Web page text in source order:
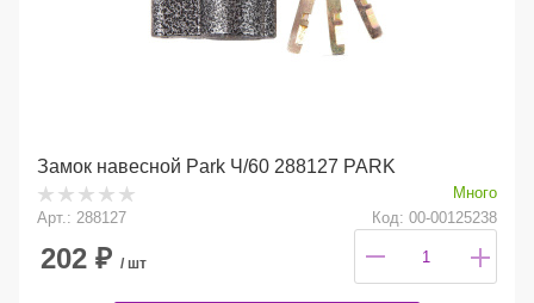
Замок навесной Park Ч/60 288127 PARK
Много
Арт.: 288127
Код: 00-00125238
202 ₽ / шт